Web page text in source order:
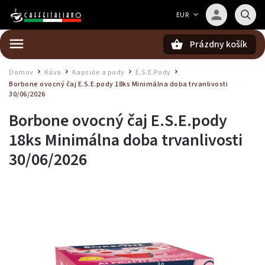
EUR
Prázdny košík
Domov Káva Kapsule a pody E.S.E.Pody
Borbone ovocný čaj E.S.E.pody 18ks Minimálna doba trvanlivosti
30/06/2026
Borbone ovocný čaj E.S.E.pody
18ks Minimálna doba trvanlivosti
30/06/2026
Barista — poradca Caffeitaliano